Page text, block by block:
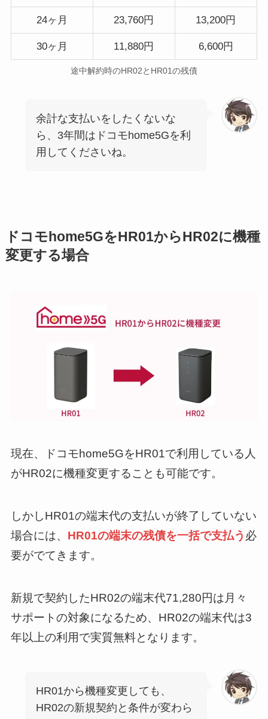
24ヶ月 23,760円 13,200円
30ヶ月 11,880円 6,600円
途中解約時のHR02とHR01の残債
余計な支払いをしたくないな
ら、3年間はドコモhome5Gを利
用してくださいね。
ドコモhome5GをHR01からHR02に機種
変更する場合
現在、ドコモhome5GをHR01で利用している人
がHR02に機種変更することも可能です。
しかしHR01の端末代の支払いが終了していない
場合には、 HR01の端末の残債を一括で支払う 必
要がでてきます。
新規で契約したHR02の端末代71,280円は月々
サポートの対象になるため、HR02の端末代は3
年以上の利用で実質無料となります。
HR01から機種変更しても、
HR02の新規契約と条件が変わら